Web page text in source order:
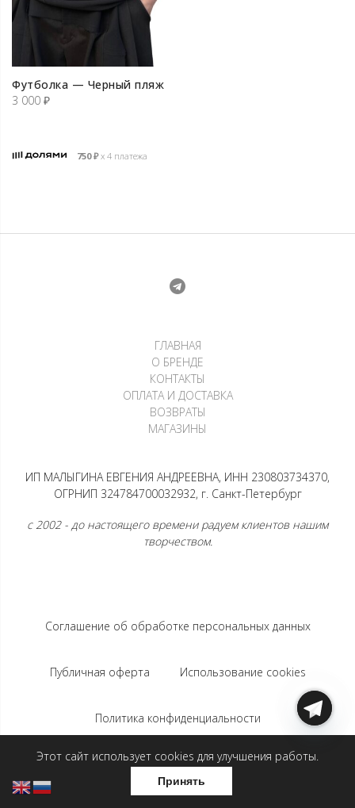
Футболка — Черный пляж
3 000 ₽
750₽х 4 платежа
ГЛАВНАЯ
О БРЕНДЕ
КОНТАКТЫ
ОПЛАТА И ДОСТАВКА
ВОЗВРАТЫ
МАГАЗИНЫ
ИП МАЛЫГИНА ЕВГЕНИЯ АНДРЕЕВНА, ИНН 230803734370,
ОГРНИП 324784700032932, г. Санкт-Петербург
с 2002 - до настоящего времени радуем клиентов нашим
творчеством.
Соглашение об обработке персональных данных
Публичная оферта Использование cookies
Политика конфиденциальности
Соглашение на использование Яндекс.Метрики
Этот сайт использует cookies для улучшения работы.
Принять